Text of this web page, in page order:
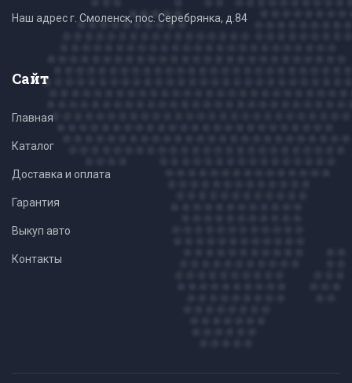
Наш адрес г. Смоленск, пос. Серебрянка, д.84
Сайт
Главная
Каталог
Доставка и оплата
Гарантия
Выкуп авто
Контакты